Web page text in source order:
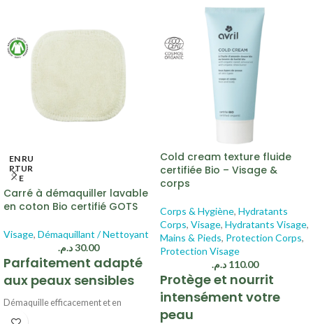
EN RU
PTUR
E
Carré à démaquiller lavable
en coton Bio certifié GOTS
Visage, Démaquillant / Nettoyant
30.00 د.م.
Parfaitement adapté
aux peaux sensibles
Démaquille efficacement et en
douceur tous types de maquillage
Cold cream texture fluide
certifiée Bio – Visage &
corps
Corps & Hygiène, Hydratants
Corps, Visage, Hydratants Visage,
Mains & Pieds, Protection Corps,
Protection Visage
110.00 د.م.
Protège et nourrit
intensément votre
peau